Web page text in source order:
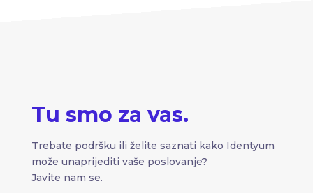
Tu smo za vas.
Trebate podršku ili želite saznati kako Identyum
može unaprijediti vaše poslovanje?
Javite nam se.